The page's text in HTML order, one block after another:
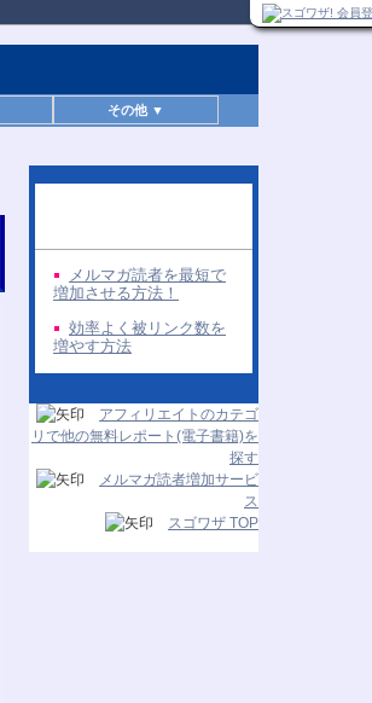
その他 ▼
メルマガ読者を最短で
増加させる方法！
効率よく被リンク数を
増やす方法
アフィリエイトのカテゴ
リで他の無料レポート(電子書籍)を
探す
メルマガ読者増加サービ
ス
スゴワザ TOP